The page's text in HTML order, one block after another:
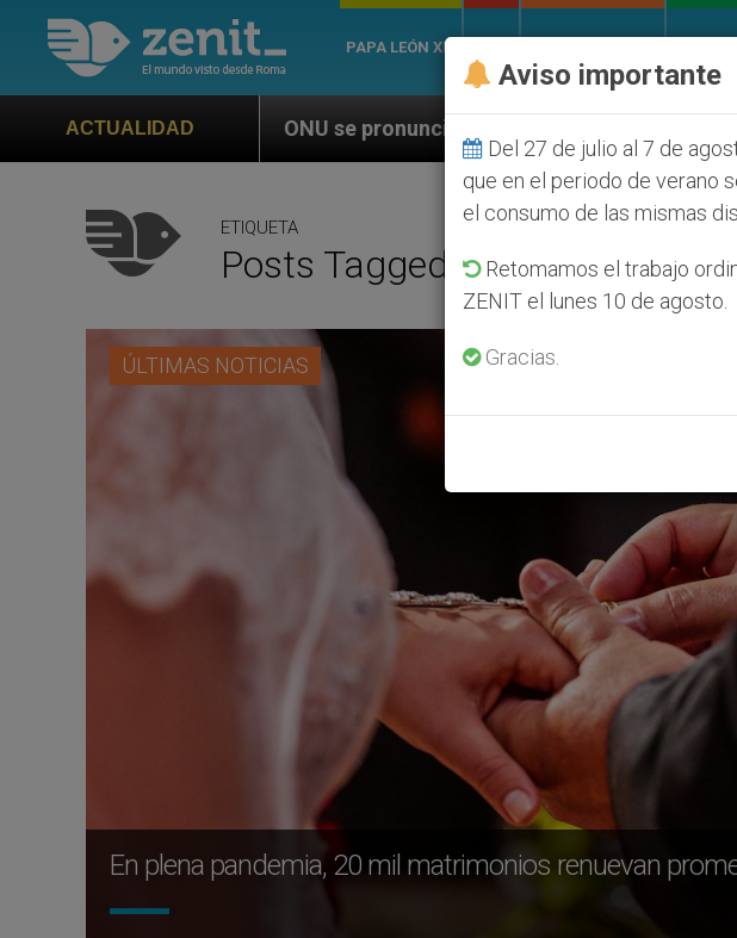
PAPA LEÓN XIV
ACTUALIDAD
ONU se pronuncia ante caso de obispo católico desaparecido por la
ETIQUETA
Posts Tagged ‘padre Adolfo
ÚLTIMAS NOTICIAS
En plena pandemia, 20 mil matrimonios renuevan
Aviso importante
Del 27 de julio al 7 de
que en el periodo de verano
el consumo de las mismas
Retomamos el trabajo
ZENIT el lunes 10 de agosto.
Gracias.